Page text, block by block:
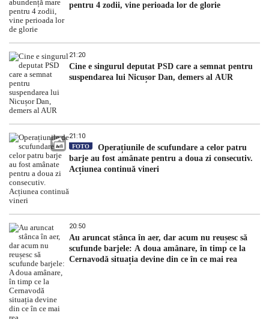
pentru 4 zodii, vine perioada lor de glorie
21:20
Cine e singurul deputat PSD care a semnat pentru
suspendarea lui Nicușor Dan, demers al AUR
21:10
FOTO
Operațiunile de scufundare a celor patru
barje au fost amânate pentru a doua zi consecutiv.
Acțiunea continuă vineri
20:50
Au aruncat stânca în aer, dar acum nu reușesc să
scufunde barjele: A doua amânare, în timp ce la
Cernavodă situația devine din ce în ce mai rea